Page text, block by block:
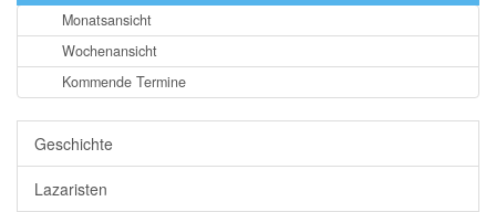
Monatsansicht
Wochenansicht
Kommende Termine
Geschichte
Lazaristen